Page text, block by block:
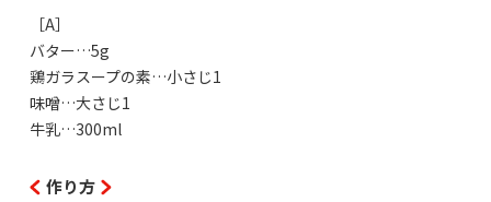
［A］
バター…5g
鶏ガラスープの素…小さじ1
味噌…大さじ1
牛乳…300ml
作り方